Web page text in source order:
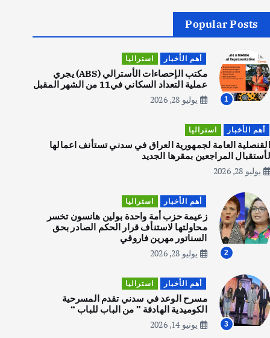
2
أهم الأخبار جاليات غير مصنف
قصة نجاح العراقي عمر الشمري الذي
اصبح بطلاً لأستراليا بلعبة كمال
الاجسام
يوليو 30, 2026
هوي آن… مدينة الفوانيس وسحر
التاريخ
4
أهم الأخبار استراليا
مكتب الإحصاءات الأسترالي (ABS)
من الشهر المقبل
أهم الأخبار ثقافة وفنون
انطلاق ورشة التمثيل في مدينة كلباء الاماراتية
Popular Posts
1
أهم الأخبار استراليا
مكتب الإحصاءات الأسترالي (ABS) يجري
عملية التعداد السكاني في11 من الشهر المقبل
يوليو 28, 2026
أهم الأخبار استراليا
القنصلية العامة لجمهورية العراق في سدني تستأنف اعمالها
لأستقبال المراجعين بمقرها الجديد
يوليو 28, 2026
2
أهم الأخبار استراليا
زعيمة حزب أمة واحدة بولين هانسون تخسر
محاولتها لاستنأف قرار الحكم الصادر بحق
السناتور مهرين فاروقي
يوليو 28, 2026
3
أهم الأخبار استراليا
مسرح الوعد في سدني تقدم المسرحية
الكوميدية الهادفة ” من الباب للباب “
يونيو 14, 2026